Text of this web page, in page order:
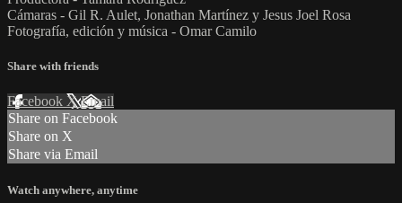
Cámaras - Gil R. Aulet, Jonathan Martínez y Jesus Joel Rosa
Fotografía, edición y música - Omar Camilo
Share with friends
Facebook XEmail
Share on Facebook
Share on X
Share via Email
Watch anywhere, anytime